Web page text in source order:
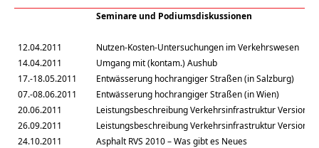
Seminare und Podiumsdiskussionen
12.04.2011
Nutzen-Kosten-Untersuchungen im Verkehrswesen
14.04.2011
Umgang mit (kontam.) Aushub
17.-18.05.2011
Entwässerung hochrangiger Straßen (in Salzburg)
07.-08.06.2011
Entwässerung hochrangiger Straßen (in Wien)
20.06.2011
Leistungsbeschreibung Verkehrsinfrastruktur Version 02
26.09.2011
Leistungsbeschreibung Verkehrsinfrastruktur Version 02
24.10.2011
Asphalt RVS 2010 – Was gibt es Neues